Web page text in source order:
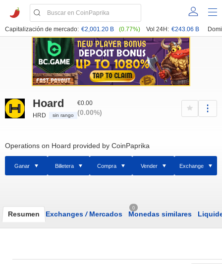
Capitalización de mercado: €2,001.20 B (0.77%) Vol 24H: €243.06 B
Hoard
HRD sin rango
€0.00
(0.00%)
Operations on Hoard provided by CoinPaprika
Ganar Billetera Compra Vender Exchange
Resumen Exchanges /Mercados
0
Monedas similares